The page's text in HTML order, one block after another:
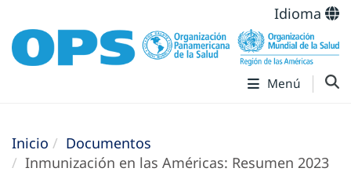
Idioma
Menú
Inicio
Documentos
Inmunización en las Américas: Resumen 2023